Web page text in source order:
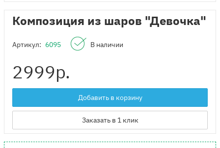
Композиция из шаров "Девочка"
Артикул: 6095 В наличии
2999р.
Добавить в корзину
Заказать в 1 клик